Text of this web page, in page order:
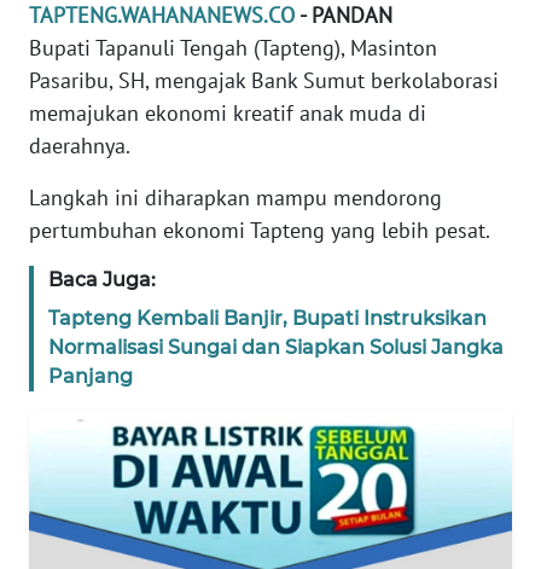
TAPTENG.WAHANANEWS.CO - PANDAN
Bupati Tapanuli Tengah (Tapteng), Masinton
Pasaribu, SH, mengajak Bank Sumut berkolaborasi
memajukan ekonomi kreatif anak muda di
daerahnya.
Langkah ini diharapkan mampu mendorong
pertumbuhan ekonomi Tapteng yang lebih pesat.
Baca Juga:
Tapteng Kembali Banjir, Bupati Instruksikan
Normalisasi Sungai dan Siapkan Solusi Jangka
Panjang
REDAKSI
KARIR
Wahana
News
Regional
WN
SUMUT
WN
JABAR